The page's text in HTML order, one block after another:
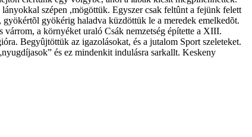
szépen ,mögöttük. Egyszer csak feltûnt a fejünk felett
gyökérig haladva küzdöttük le a meredek emelkedõt.
a környéket uraló Csák nemzetség építette a XIII.
Begyûjtöttük az igazolásokat, és a jutalom Sport szeleteket.
és ez mindenkit indulásra sarkallt. Keskeny